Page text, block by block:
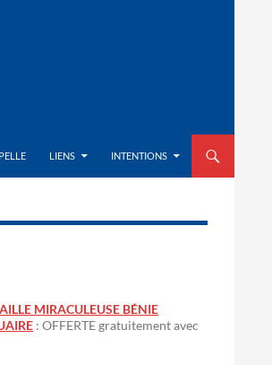
LIENS INTENTIONS
MIRACULEUSE BÉNIE
: OFFERTE gratuitement avec